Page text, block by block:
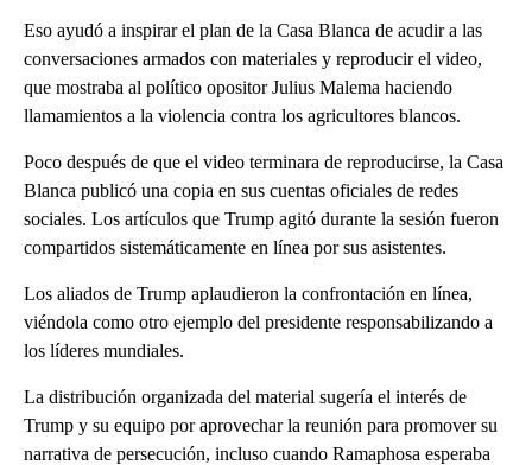
Eso ayudó a inspirar el plan de la Casa Blanca de acudir a las
conversaciones armados con materiales y reproducir el video,
que mostraba al político opositor Julius Malema haciendo
llamamientos a la violencia contra los agricultores blancos.
Poco después de que el video terminara de reproducirse, la Casa
Blanca publicó una copia en sus cuentas oficiales de redes
sociales. Los artículos que Trump agitó durante la sesión fueron
compartidos sistemáticamente en línea por sus asistentes.
Los aliados de Trump aplaudieron la confrontación en línea,
viéndola como otro ejemplo del presidente responsabilizando a
los líderes mundiales.
La distribución organizada del material sugería el interés de
Trump y su equipo por aprovechar la reunión para promover su
narrativa de persecución, incluso cuando Ramaphosa esperaba